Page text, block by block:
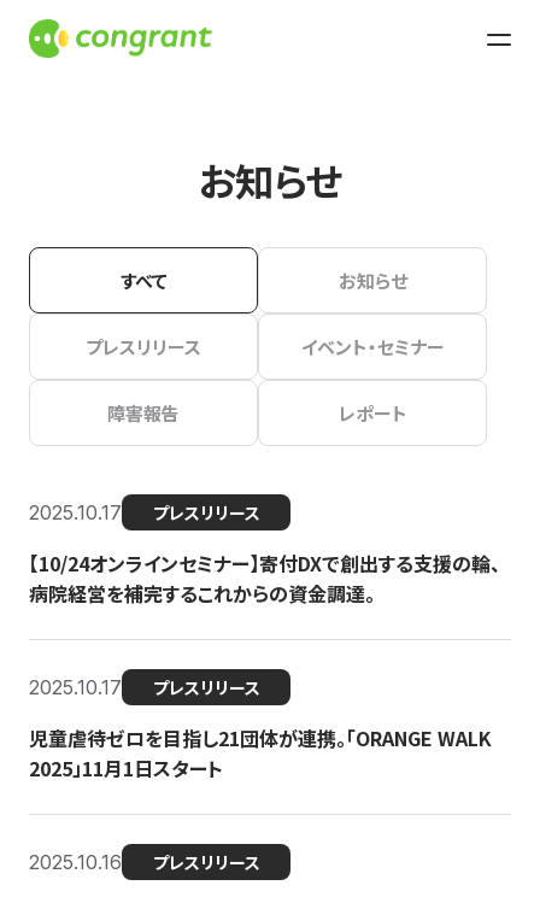
お知らせ
すべて お知らせ
プレスリリース イベント・セミナー
障害報告 レポート
2025.10.17 プレスリリース
【10/24オンラインセミナー】寄付DXで創出する支援の輪、
病院経営を補完するこれからの資金調達。
2025.10.17 プレスリリース
児童虐待ゼロを目指し21団体が連携。「ORANGE WALK
2025」11月1日スタート
2025.10.16 プレスリリース